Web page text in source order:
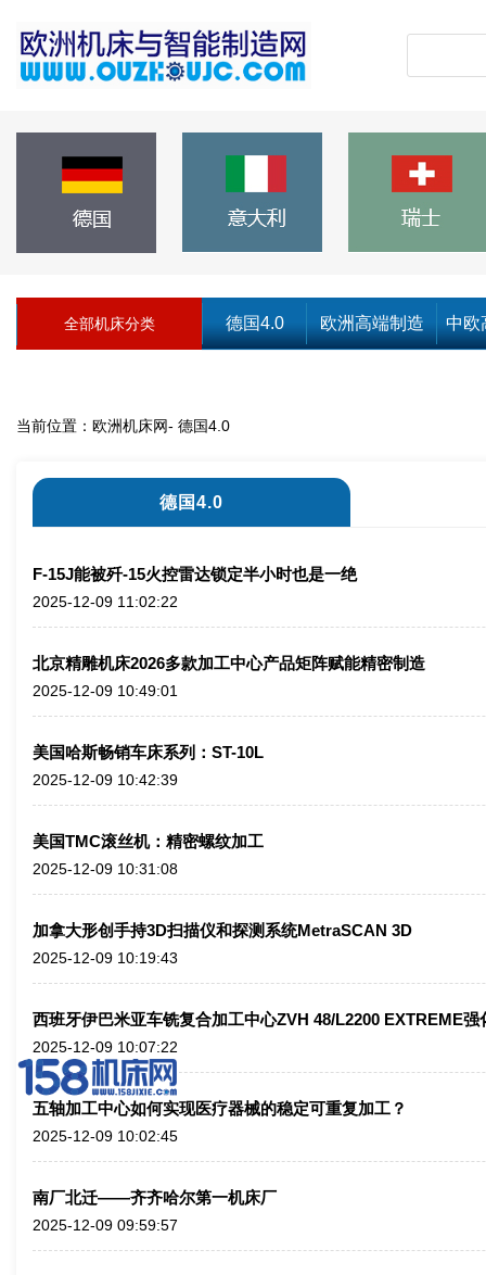
全部机床分类 德国4.0 欧洲高端制造 中欧
当前位置： 欧洲机床网- 德国4.0
德国4.0
F-15J能被歼-15火控雷达锁定半小时也是一绝
2025-12-09 11:02:22
北京精雕机床2026多款加工中心产品矩阵赋能精密制造
2025-12-09 10:49:01
美国哈斯畅销车床系列：ST-10L
2025-12-09 10:42:39
美国TMC滚丝机：精密螺纹加工
2025-12-09 10:31:08
加拿大形创手持3D扫描仪和探测系统MetraSCAN 3D
2025-12-09 10:19:43
西班牙伊巴米亚车铣复合加工中心ZVH 48/L2200 EXTREME
2025-12-09 10:07:22
五轴加工中心如何实现医疗器械的稳定可重复加工？
2025-12-09 10:02:45
南厂北迁——齐齐哈尔第一机床厂
2025-12-09 09:59:57